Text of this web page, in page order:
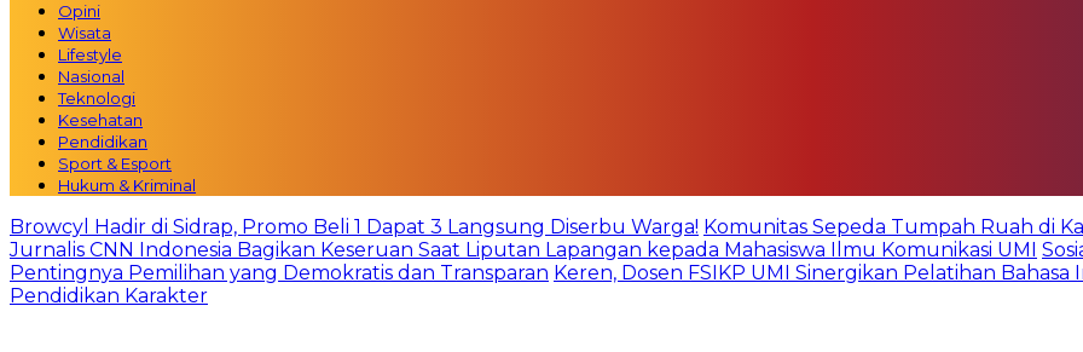
Opini
Wisata
Lifestyle
Nasional
Teknologi
Kesehatan
Pendidikan
Sport & Esport
Hukum & Kriminal
Browcyl Hadir di Sidrap, Promo Beli 1 Dapat 3 Langsung Diserbu Warga! Komunitas Sepeda Tumpah Ruah di
Jurnalis CNN Indonesia Bagikan Keseruan Saat Liputan Lapangan kepada Mahasiswa Ilmu Komunikasi UMI
Pentingnya Pemilihan yang Demokratis dan Transparan Keren, Dosen FSIKP UMI Sinergikan Pelatihan
Pendidikan Karakter